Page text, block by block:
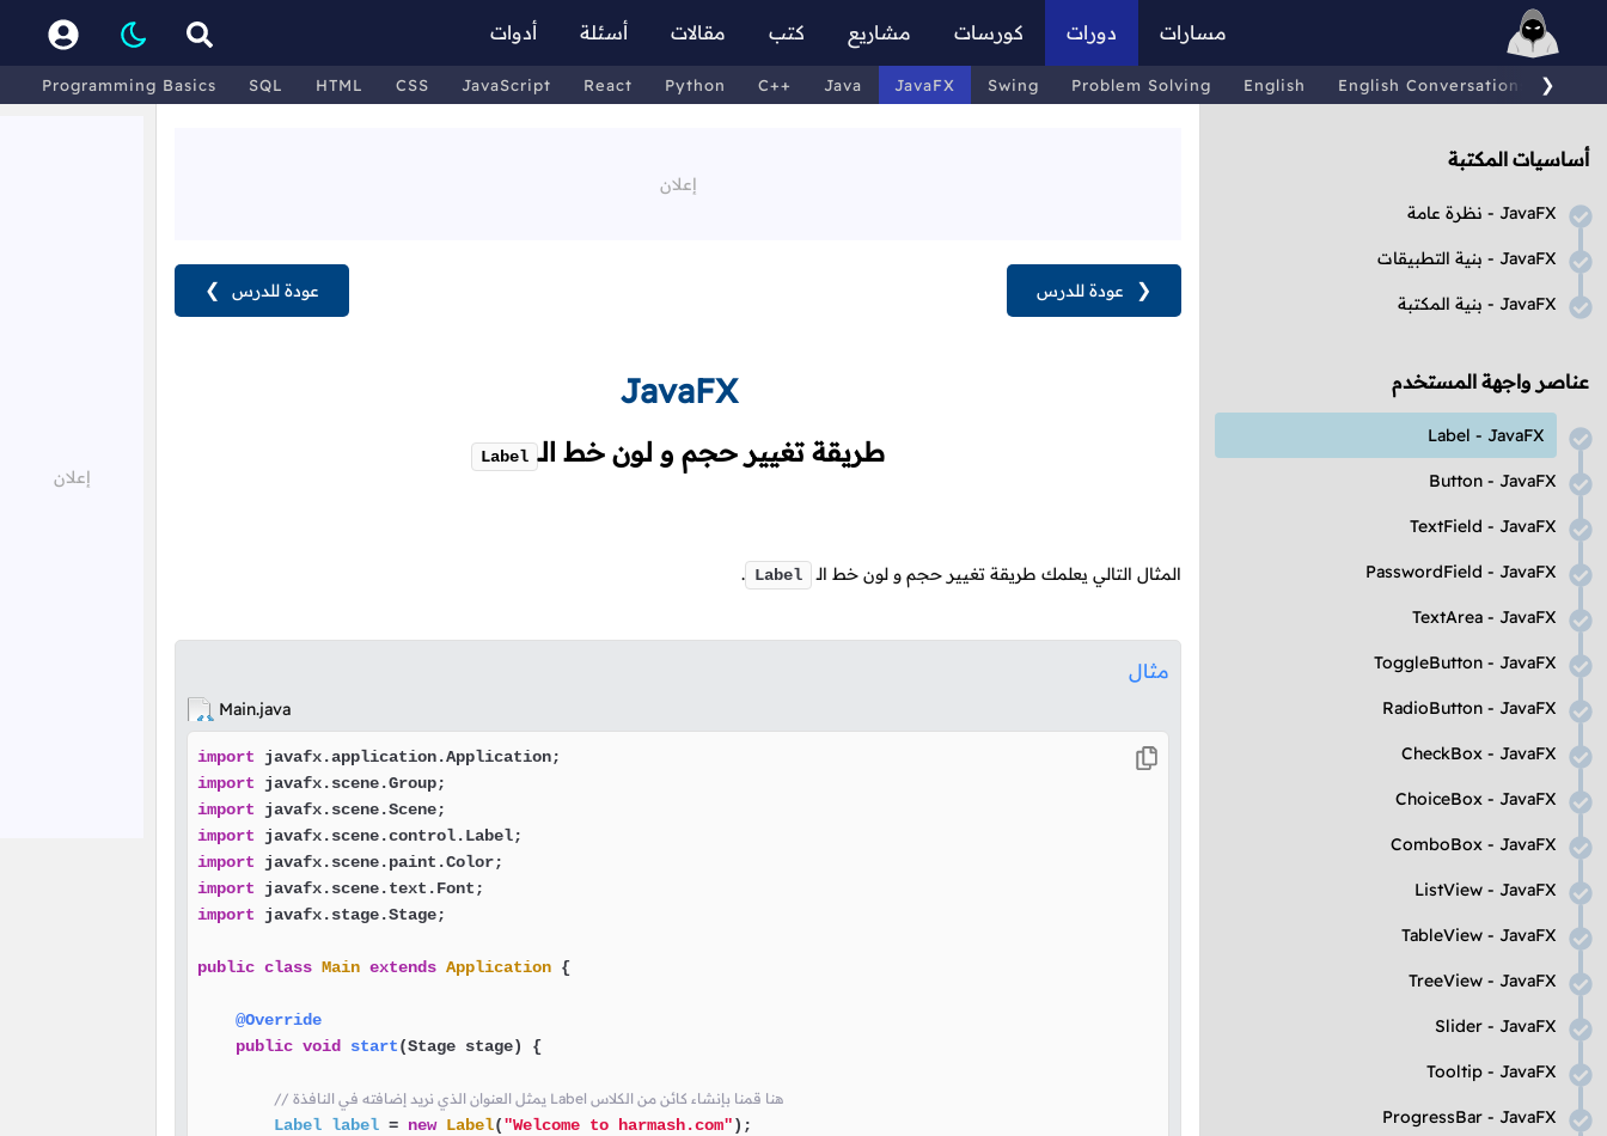
مسارات دورات كورسات مشاريع كتب مقالات أسئلة أدوات
Programming Basics SQL HTML CSS JavaScript React Python C++ Java JavaFX Swing Problem Solving English English Conversations ❯
أساسيات المكتبة
JavaFX - نظرة عامة
JavaFX - بنية التطبيقات
JavaFX - بنية المكتبة
عناصر واجهة المستخدم
JavaFX
-
Label
JavaFX
-
Button
JavaFX
-
TextField
JavaFX
-
PasswordField
JavaFX
-
TextArea
JavaFX
-
ToggleButton
JavaFX
-
RadioButton
JavaFX
-
CheckBox
JavaFX
-
ChoiceBox
JavaFX
-
ComboBox
JavaFX
-
ListView
JavaFX
-
TableView
JavaFX
-
TreeView
JavaFX
-
Slider
JavaFX
-
Tooltip
JavaFX
-
ProgressBar
عودة للدرس ❯ ❮ عودة للدرس
JavaFX
طريقة تغيير حجم و لون خط الـ Label
المثال التالي يعلمك طريقة تغيير حجم و لون خط الـ Label
.
مثال
Main.java
import
import
import
import
import
import
import javafx.stage.Stage;
public class Main extends Application {
@Override
public void start(Stage stage) {
// يمثل العنوان الذي نريد إضافته في النافذة Label هنا قمنا بإنشاء كائن من الكلاس
Label label = new Label("Welcome to harmash.com");